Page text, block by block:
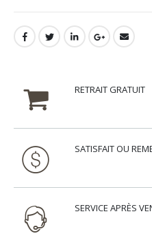
RETRAIT GRATUIT
SATISFAIT OU
SERVICE APRÈS